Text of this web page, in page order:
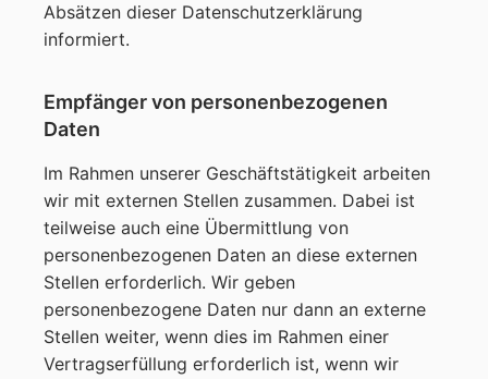
Absätzen dieser Datenschutzerklärung
informiert.
Empfänger von personenbezogenen
Daten
Im Rahmen unserer Geschäftstätigkeit arbeiten
wir mit externen Stellen zusammen. Dabei ist
teilweise auch eine Übermittlung von
personenbezogenen Daten an diese externen
Stellen erforderlich. Wir geben
personenbezogene Daten nur dann an externe
Stellen weiter, wenn dies im Rahmen einer
Vertragserfüllung erforderlich ist, wenn wir